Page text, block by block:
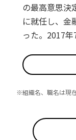
の最高意思決
に就任し、金
った。2017年
※組織名、職名は現